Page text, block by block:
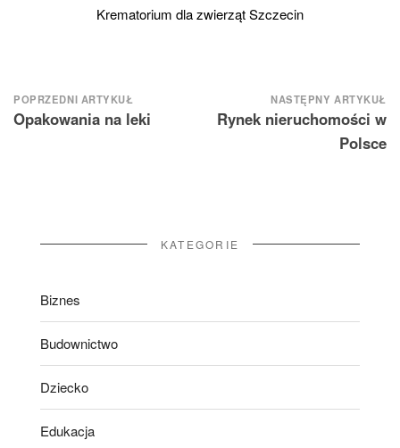
Krematorium dla zwierząt Szczecin
Nawigacja
wpisu
POPRZEDNI ARTYKUŁ
Opakowania na leki
NASTĘPNY ARTYKUŁ
Rynek nieruchomości w
Polsce
KATEGORIE
Biznes
Budownictwo
Dziecko
Edukacja